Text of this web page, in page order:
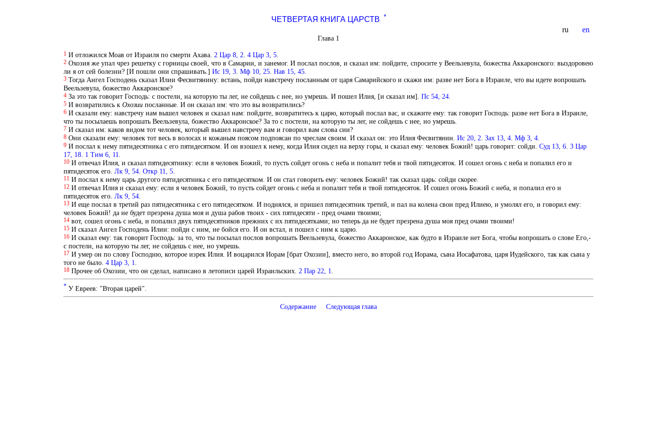
ЧЕТВЕРТАЯ КНИГА ЦАРСТВ *
ru en
Глава 1
1 И отложился Моав от Израиля по смерти Ахава. 2 Цар 8, 2 4 Цар 3, 5.
2 Охозия же упал чрез решетку с горницы своей, что в Самарии, и занемог. И послал послов, и сказал им: пойдите, спросите у Веельзевула, божества Аккаронского: выздоровею
ли я от сей болезни? [И пошли они спрашивать.] Ис 19, 3. Мф 10, 25. Нав 15, 45.
3 Тогда Ангел Господень сказал Илии Фесвитянину: встань, пойди навстречу посланным от царя Самарийского и скажи им: разве нет Бога в Израиле, что вы идете вопрошать
Веельзевула, божество Аккаронское?
4 За это так говорит Господь: с постели, на которую ты лег, не сойдешь с нее, но умрешь. И пошел Илия, [и сказал им]. Пс 54, 24.
5 И возвратились к Охозиипосланные. И он сказал им: что это вы возвратились?
6 И сказали ему: навстречу нам вышел человек и сказал нам: пойдите, возвратитесь к царю, который послал вас, и скажите ему: так говорит Господь: разве нет Бога в Израиле,
что ты посылаешь вопрошать Веельзевула, божество Аккаронское? За то с постели, на которую ты лег, не сойдешь с нее, но умрешь.
7 И сказал им: каков видом тот человек, который вышел навстречу вам и говорил вам слова сии?
8 Они сказали ему: человек тот весь в волосах и кожаным поясом подпоясан по чреслам своим. И сказал он: это Илия Фесвитянин. Ис 20, 2 Зах 13, 4. Мф 3, 4.
9 И послал к нему пятидесятника с его пятидесятком. И он взошел к нему, когда Илия сидел на верху горы, и сказал ему: человек Божий! царь говорит: сойди. Суд 13, 6. 3 Цар
17, 18. 1 Тим 6, 11
10 И отвечал Илия, и сказал пятидесятнику: если я человек Божий, то пусть сойдет огонь с неба и попалит тебя и твой пятидесяток. И сошел огонь с неба и попалил его и
пятидесяток его. Лк 9, 54. Откр 11, 5.
11 И послал к нему царь другого пятидесятника с его пятидесятком. И он стал говорить ему: человек Божий! так сказал царь: сойди скорее.
12 И отвечал Илия и сказал ему: если я человек Божий, то пусть сойдет огонь с неба и попалит тебя и твой пятидесяток. И сошел огонь Божий с неба, и попалил его и
пятидесяток его. Лк 9, 54.
13 И еще послал в третий раз пятидесятника с его пятидесятком. И поднялся, и пришел пятидесятник третий, и пал на колена свои пред Илиею, и умолял его, и говорил ему:
человек Божий! да не будет презрена душа моя и душа рабов твоих - сих пятидесяти - пред очами твоими;
14 вот, сошел огонь с неба, и попалил двух пятидесятников прежних с их пятидесятками; но теперь да не будет презрена душа моя пред очами твоими!
15 И сказал Ангел Господень Илии: пойди с ним, не бойся его. И он встал, и пошел с ним к царю.
16 И сказал ему: так говорит Господь: за то, что ты посылал послов вопрошать Веельзевула, божество Аккаронское, как будто в Израиле нет Бога, чтобы вопрошать о слове Его,-
с постели, на которую ты лег, не сойдешь с нее, но умрешь.
17 И умер он по слову Господню, которое изрек Илия. И воцарился Иорам [брат Охозии], вместо него, во второй год Иорама, сына Иосафатова, царя Иудейского, так как сына у
того не было. 4 Цар 3, 1
18 Прочее об Охозии, что он сделал, написано в летописи царей Израильских. 2 Пар 22, 1
* У Евреев: "Вторая царей".
Содержание Следующая глава